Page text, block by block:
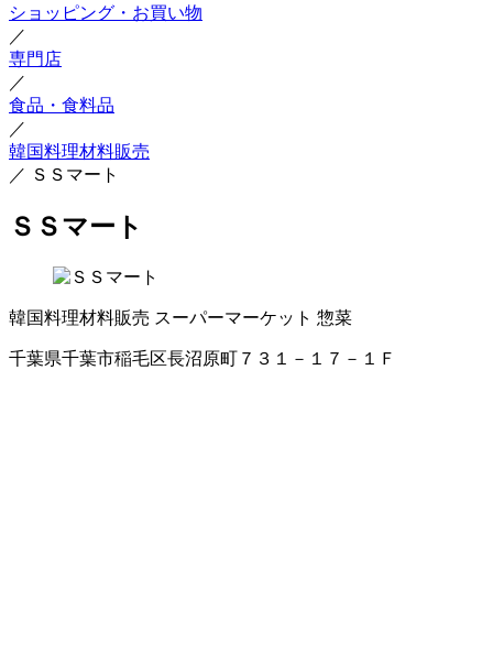
ショッピング・お買い物
／
専門店
／
食品・食料品
／
韓国料理材料販売
／ ＳＳマート
ＳＳマート
韓国料理材料販売 スーパーマーケット 惣菜
千葉県千葉市稲毛区長沼原町７３１－１７－１Ｆ